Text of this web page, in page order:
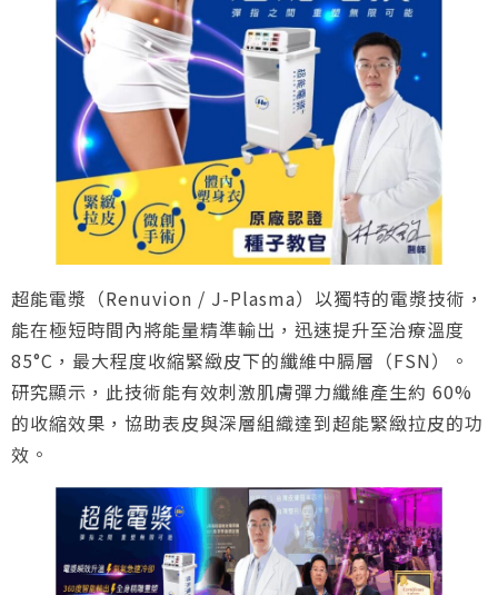
超能電漿（Renuvion / J-Plasma）以獨特的電漿技術，
能在極短時間內將能量精準輸出，迅速提升至治療溫度
85°C，最大程度收縮緊緻皮下的纖維中膈層（FSN）。
研究顯示，此技術能有效刺激肌膚彈力纖維產生約 60%
的收縮效果，協助表皮與深層組織達到超能緊緻拉皮的功
效。